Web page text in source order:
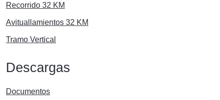
Recorrido 32 KM
Avituallamientos 32 KM
Tramo Vertical
Descargas
Documentos